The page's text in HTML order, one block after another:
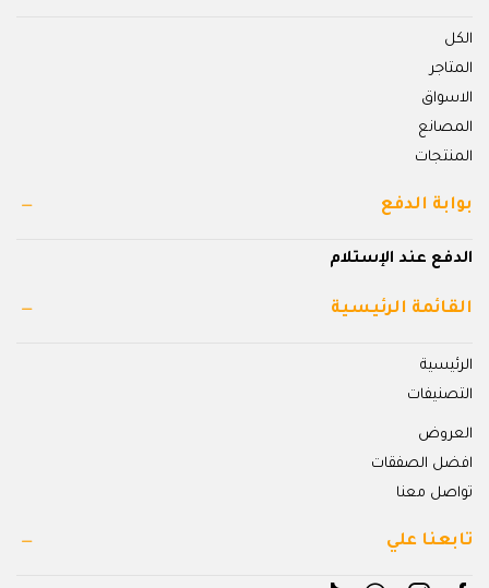
الكل
المتاجر
الاسواق
المصانع
المنتجات
بوابة الدفع
الدفع عند الإستلام
القائمة الرئيسية
الرئيسية
التصنيفات
العروض
افضل الصفقات
تواصل معنا
تابعنا علي